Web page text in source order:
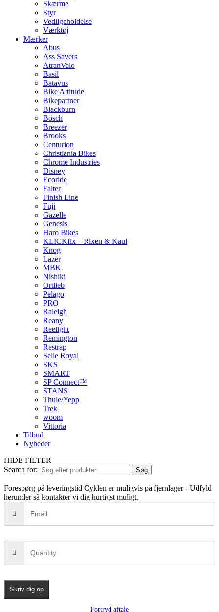
Skærme
Styr
Vedligeholdelse
Værktøj
Mærker
Abus
Ass Savers
AtranVelo
Basil
Batavus
Bike Attitude
Bikepartner
Blackburn
Bosch
Breezer
Brooks
Centurion
Christiania Bikes
Chrome Industries
Disney
Ecoride
Falter
Finish Line
Fuji
Gazelle
Genesis
Haro Bikes
KLICKfix – Rixen & Kaul
Knog
Lazer
MBK
Nishiki
Ortlieb
Pelago
PRO
Raleigh
Reany
Reelight
Remington
Restrap
Selle Royal
SKS
SMART
SP Connect™
STANS
Thule/Yepp
Trek
woom
Vittoria
Tilbud
Nyheder
HIDE FILTER
Search for:
Søg
Forespørg på leveringstid Cyklen er muligvis på fjernlager - Udfyld
herunder så kontakter vi dig hurtigst muligt.
Skriv dig op
Fortryd aftale